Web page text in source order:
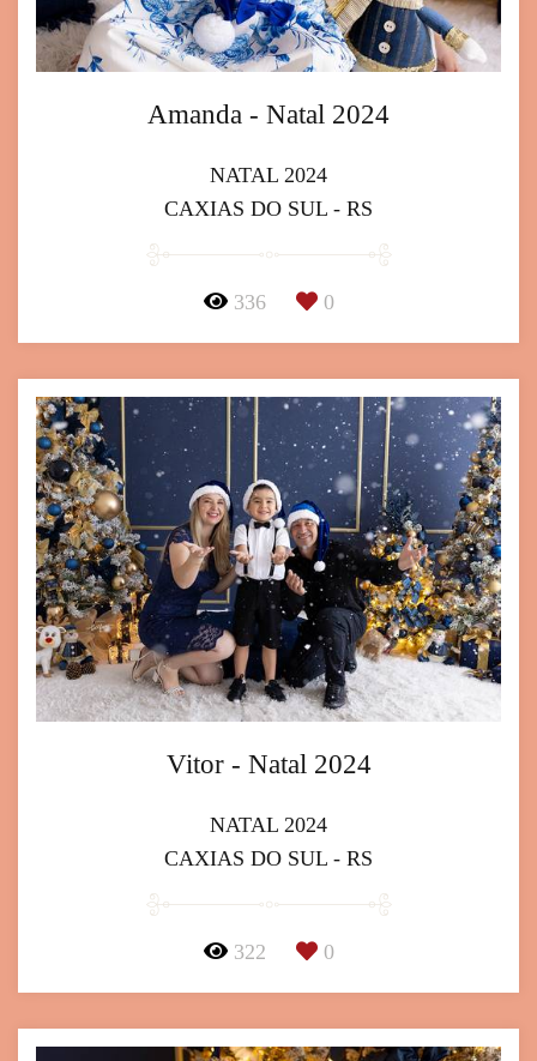
Amanda - Natal 2024
NATAL 2024
CAXIAS DO SUL - RS
336 0
Vitor - Natal 2024
NATAL 2024
CAXIAS DO SUL - RS
322 0